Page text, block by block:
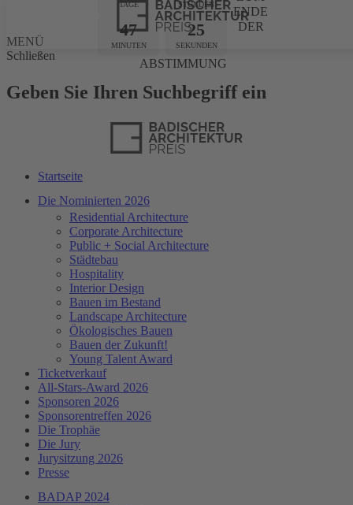
TAGE STUNDEN
47
MINUTEN
25
SEKUNDEN
ENDE
DER
ABSTIMMUNG
MENÜ
Schließen
Geben Sie Ihren Suchbegriff ein
Startseite
Die Nominierten 2026
Residential Architecture
Corporate Architecture
Public + Social Architecture
Städtebau
Hospitality
Interior Design
Bauen im Bestand
Landscape Architecture
Ökologisches Bauen
Bauen der Zukunft!
Young Talent Award
Ticketverkauf
All-Stars-Award 2026
Sponsoren 2026
Sponsorentreffen 2026
Die Trophäe
Die Jury
Jurysitzung 2026
Presse
BADAP 2024